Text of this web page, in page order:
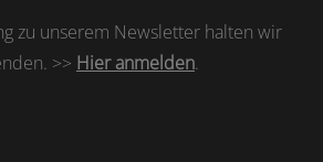
zu unserem Newsletter halten wir
>> Hier anmelden.